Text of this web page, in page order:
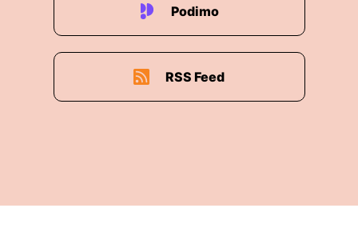
Podimo
RSS Feed